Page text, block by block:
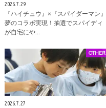
2026.7.29
『ハイチュウ』×『スパイダーマン』
夢のコラボ実現！抽選でスパイディ
が自宅にや…
OTHER
2026.7.27